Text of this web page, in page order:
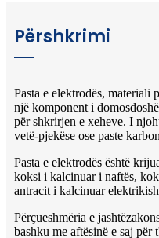
Përshkrimi
Pasta e elektrodës, materiali
një komponent i
për shkrirjen e xeheve. I
vetë-pjekëse ose paste
Pasta e elektrodës është
koksi i kalcinuar i naftës,
antracit i kalcinuar
Përçueshmëria e
bashku me aftësinë e saj për